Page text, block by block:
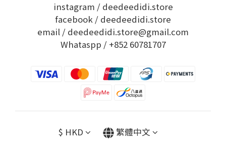
instagram / deedeedidi.store
facebook / deedeedidi.store
email / deedeedidi.store@gmail.com
Whataspp / +852 60781707
$ HKD 繁體中文